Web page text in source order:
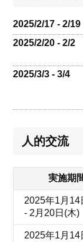
2025/2/17 - 2/19
2025/2/20 - 2/2
2025/3/3 - 3/4
人的交流
実施期
2025年1月14
- 2月20日(木)
2025年1月14